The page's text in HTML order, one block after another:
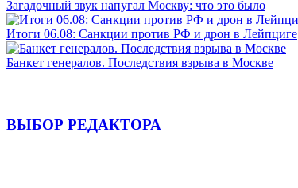
Загадочный звук напугал Москву: что это было
Итоги 06.08: Санкции против РФ и дрон в Лейпциге
Банкет генералов. Последствия взрыва в Москве
ВЫБОР РЕДАКТОРА